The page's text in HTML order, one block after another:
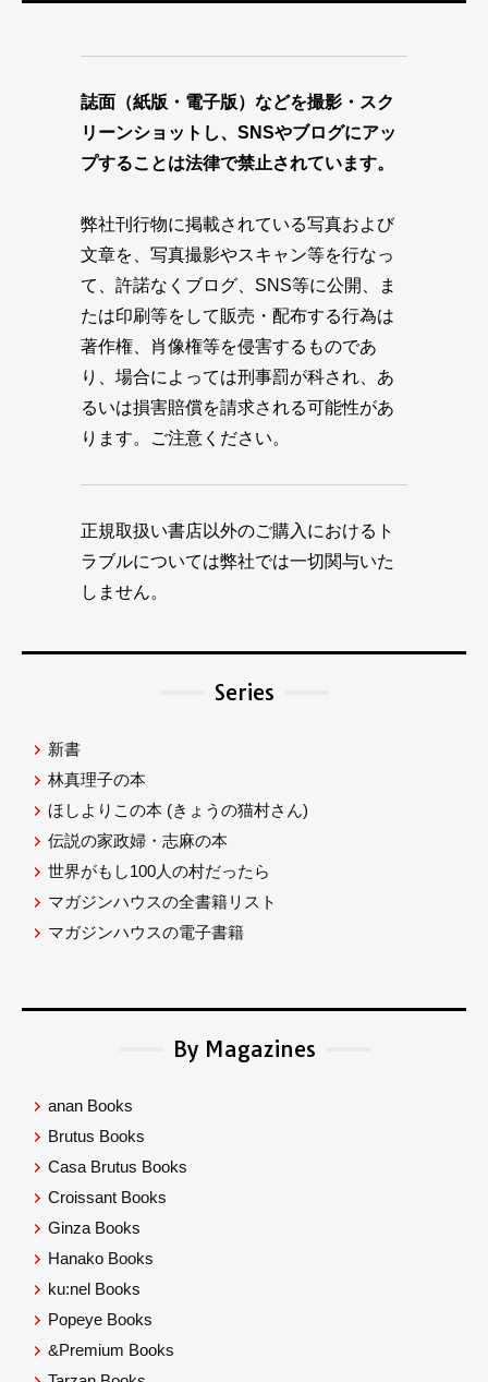
誌面（紙版・電子版）などを撮影・スク
リーンショットし、SNSやブログにアッ
プすることは法律で禁止されています。
弊社刊行物に掲載されている写真および
文章を、写真撮影やスキャン等を行なっ
て、許諾なくブログ、SNS等に公開、ま
たは印刷等をして販売・配布する行為は
著作権、肖像権等を侵害するものであ
り、場合によっては刑事罰が科され、あ
るいは損害賠償を請求される可能性があ
ります。ご注意ください。
正規取扱い書店以外のご購入におけるト
ラブルについては弊社では一切関与いた
しません。
Series
新書
林真理子の本
ほしよりこの本 (きょうの猫村さん)
伝説の家政婦・志麻の本
世界がもし100人の村だったら
マガジンハウスの全書籍リスト
マガジンハウスの電子書籍
By Magazines
anan Books
Brutus Books
Casa Brutus Books
Croissant Books
Ginza Books
Hanako Books
ku:nel Books
Popeye Books
&Premium Books